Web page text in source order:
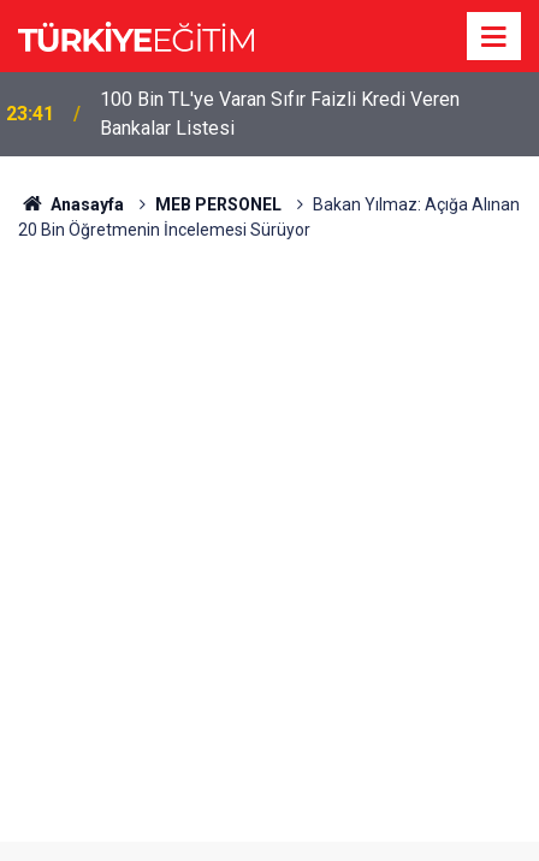
23:41
100 Bin TL'ye Varan Sıfır Faizli Kredi Veren
Bankalar Listesi
Anasayfa MEB PERSONEL
Bakan Yılmaz: Açığa Alınan
20 Bin Öğretmenin İncelemesi Sürüyor